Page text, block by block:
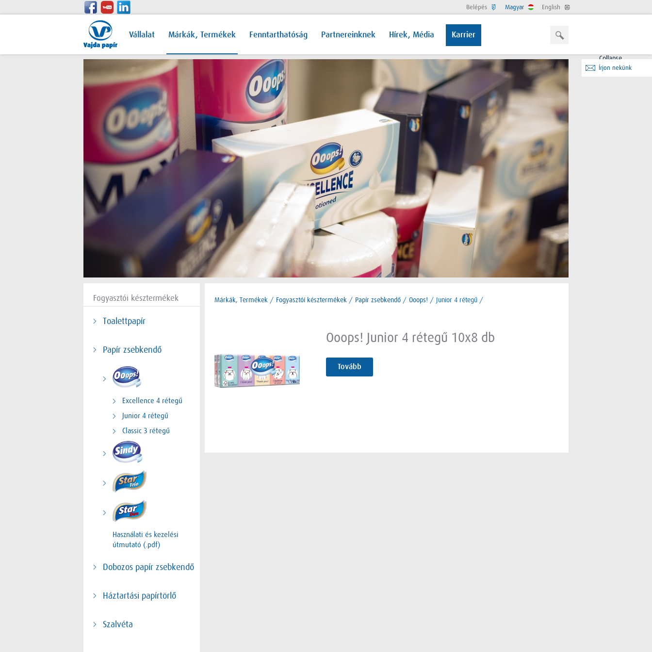
English
Magyar
Belépés
Vállalat Márkák, Termékek Fenntarthatóság Partnereinknek Hírek, Média Karrier
Fogyasztói késztermékek
Toalettpapír
Papír zsebkendő
Excellence 4 rétegű
Junior 4 rétegű
Classic 3 rétegű
Használati és kezelési
útmutató (.pdf)
Dobozos papír zsebkendő
Háztartási papírtörlő
Szalvéta
Márkák, Termékek / Fogyasztói késztermékek / Papír zsebkendő / Ooops! / Junior 4 rétegű /
Ooops! Junior 4 rétegű 10x8 db
Tovább
Collapse
Írjon nekünk